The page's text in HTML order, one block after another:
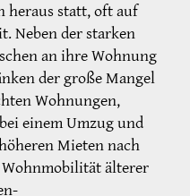
heraus statt, oft auf
Neben der starken
an ihre Wohnung
der große Mangel
Wohnungen,
einem Umzug und
Mieten nach
älterer